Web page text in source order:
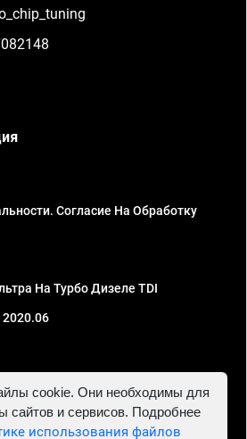
Согласие На Обработку
На Турбо Дизеле TDI
2020.06
ИНН 781302555843,
cookie. Они необходимы для
сайтов и сервисов. Подробнее
использования файлов